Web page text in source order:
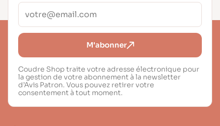
M'abonner
Coudre Shop traite votre adresse électronique pour
la gestion de votre abonnement à la newsletter
d’Avis Patron. Vous pouvez retirer votre
consentement à tout moment.